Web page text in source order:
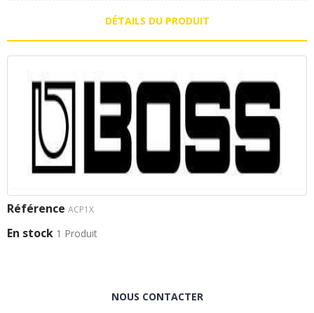
DÉTAILS DU PRODUIT
Référence ACP1X
En stock 1 Produit
NOUS CONTACTER